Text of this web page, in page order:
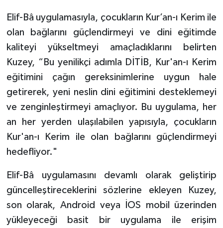
Elif-Bâ uygulamasıyla, çocukların Kur’an-ı Kerim ile
olan bağlarını güçlendirmeyi ve dini eğitimde
kaliteyi yükseltmeyi amaçladıklarını belirten
Kuzey, “Bu yenilikçi adımla DİTİB, Kur'an-ı Kerim
eğitimini çağın gereksinimlerine uygun hale
getirerek, yeni neslin dini eğitimini desteklemeyi
ve zenginleştirmeyi amaçlıyor. Bu uygulama, her
an her yerden ulaşılabilen yapısıyla, çocukların
Kur'an-ı Kerim ile olan bağlarını güçlendirmeyi
hedefliyor."
Elif-Bâ uygulamasını devamlı olarak geliştirip
güncelleştireceklerini sözlerine ekleyen Kuzey,
son olarak, Android veya İOS mobil üzerinden
yükleyeceği basit bir uygulama ile erişim
Konya Müftülüğü
Kütahya Müftülüğü
Malatya Müftülüğü
Manisa Müftülüğü
Mardin Müftülüğü
Mersin Müftülüğü
Muğla Müftülüğü
Muş Müftülüğü